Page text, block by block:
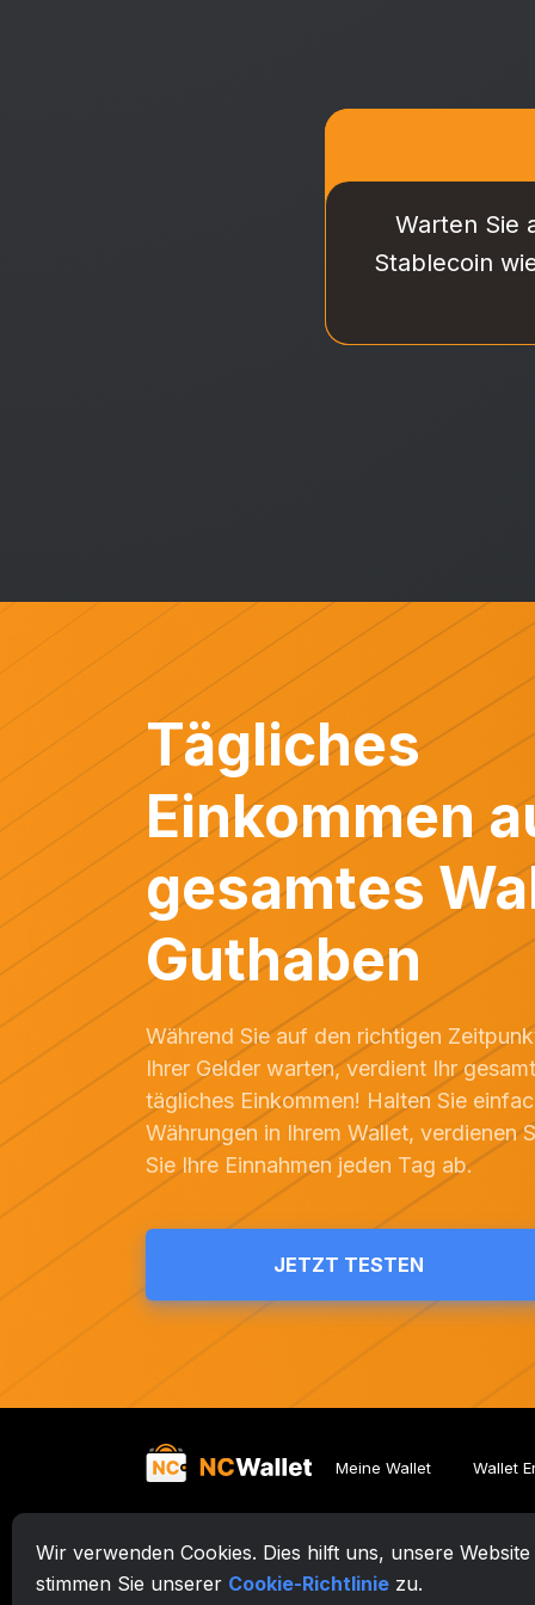
Wir verwenden Cookies. Dies hilft uns, unsere
stimmen Sie unserer Cookie-Richtlinie zu.
Warten Sie
Stablecoin
Tägliches
Einkommen
gesamtes
Guthaben
Während Sie auf den richtigen
Ihrer Gelder warten, verdient Ihr
tägliches Einkommen! Halten Sie
Währungen in Ihrem Wallet, verdienen
Sie Ihre Einnahmen jeden Tag ab.
JETZT TESTEN
Meine Wallet Wallet
© 2026. Zafiro Innovation Systems LLC. All rights